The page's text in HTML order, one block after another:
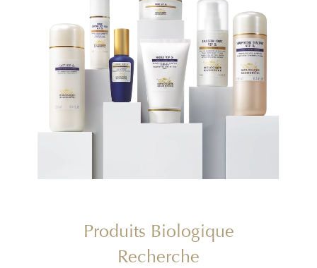
Produits Biologique
Recherche